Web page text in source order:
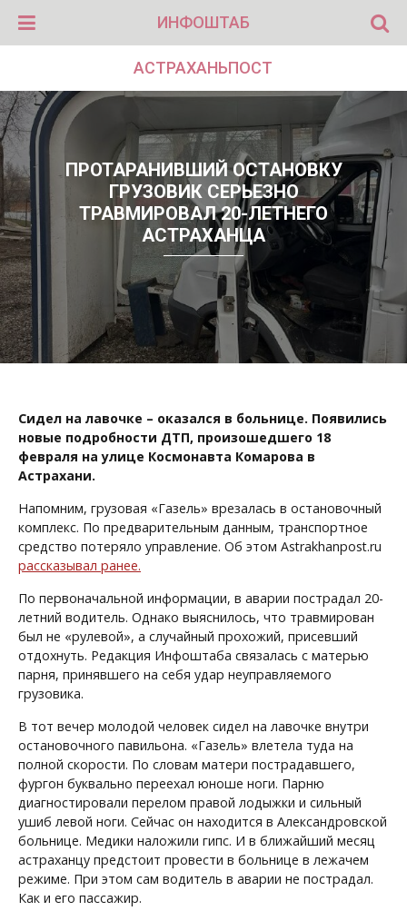
ИНФОШТАБ
АСТРАХАНЬПОСТ
ПРОТАРАНИВШИЙ ОСТАНОВКУ
ГРУЗОВИК СЕРЬЕЗНО
ТРАВМИРОВАЛ 20-ЛЕТНЕГО
АСТРАХАНЦА
Сидел на лавочке – оказался в больнице. Появились
новые подробности ДТП, произошедшего 18
февраля на улице Космонавта Комарова в
Астрахани.
Напомним, грузовая «Газель» врезалась в остановочный
комплекс. По предварительным данным, транспортное
средство потеряло управление. Об этом Astrakhanpost.ru
рассказывал ранее.
По первоначальной информации, в аварии пострадал 20-
летний водитель. Однако выяснилось, что травмирован
был не «рулевой», а случайный прохожий, присевший
отдохнуть. Редакция Инфоштаба связалась с матерью
парня, принявшего на себя удар неуправляемого
грузовика.
В тот вечер молодой человек сидел на лавочке внутри
остановочного павильона. «Газель» влетела туда на
полной скорости. По словам матери пострадавшего,
фургон буквально переехал юноше ноги. Парню
диагностировали перелом правой лодыжки и сильный
ушиб левой ноги. Сейчас он находится в Александровской
больнице. Медики наложили гипс. И в ближайший месяц
астраханцу предстоит провести в больнице в лежачем
режиме. При этом сам водитель в аварии не пострадал.
Как и его пассажир.